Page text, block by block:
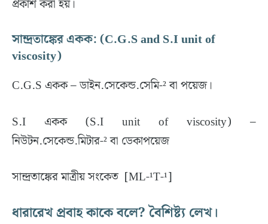
প্রকাশ করা হয়।
সান্দ্রতাঙ্কের একক: (C.G.S and S.I unit of
viscosity)
C.G.S একক – ডাইন.সেকেন্ড.সেমি-² বা পয়েজ।
S.I একক (S.I unit of viscosity) –
নিউটন.সেকেন্ড.মিটার-² বা ডেকাপয়েজ
সান্দ্রতাঙ্কের মাত্রীয় সংকেত [ML-¹T-¹]
ধারারেখ প্রবাহ কাকে বলে? বৈশিষ্ট্য লেখ।